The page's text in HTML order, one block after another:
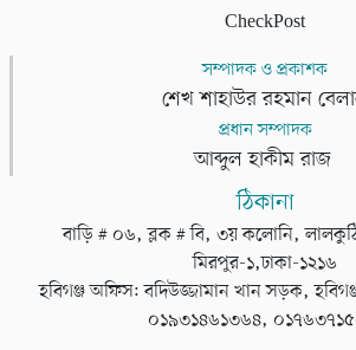
CheckPost
সম্পাদক ও প্রকাশক
শেখ শাহাউর রহমান
প্রধান সম্পাদক
আব্দুল হাকীম রাজ
ঠিকানা
বাড়ি # ০৬, ব্লক # বি, ৩য় কলোনি,
মিরপুর-১,ঢাকা-১২১৬
হবিগঞ্জ অফিস: বদিউজ্জামান খান সড়ক,
০১৯৩১৪৬১৩৬৪,